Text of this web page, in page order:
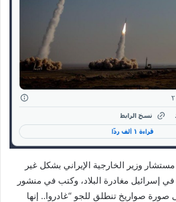
وزير الخارجية الإيراني بشكل غير
إسرائيل مغادرة البلاد، وكتب في منشور
صواريخ تنطلق للجو “غادروا.. إنها